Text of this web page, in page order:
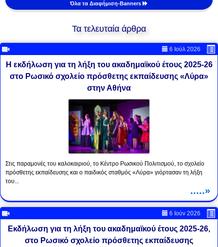
Όλα τα Διαφήμιση-Banners
Τα τελευταία άρθρα
6 Ιούλ 2026
Η εκδήλωση για τη λήξη του ακαδημαϊκού έτους 2025-26
στο Ρωσικό σχολείο πρόσθετης εκπαίδευσης «Λύρα»
στην Αθήνα
Στις παραμονές του καλοκαιριού, το Κέντρο Ρωσικού Πολιτισμού, το σχολείο
πρόσθετης εκπαίδευσης και ο παιδικός σταθμός «Λύρα» γιόρτασαν τη λήξη
του...
.....»
6 Ιούν 2026
Εκδήλωση για τη λήξη του ακαδημαϊκού έτους 2025-26,
στο Ρωσικό σχολείο πρόσθετης εκπαίδευσης